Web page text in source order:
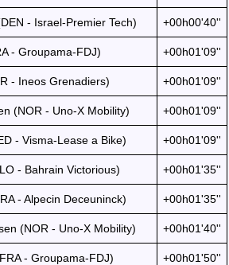
- Israel-Premier Tech) +00h00'40''
- Groupama-FDJ) +00h01'09''
- Ineos Grenadiers) +00h01'09''
(NOR - Uno-X Mobility) +00h01'09''
- Visma-Lease a Bike) +00h01'09''
- Bahrain Victorious) +00h01'35''
- Alpecin Deceuninck) +00h01'35''
(NOR - Uno-X Mobility) +00h01'40''
- Groupama-FDJ) +00h01'50''